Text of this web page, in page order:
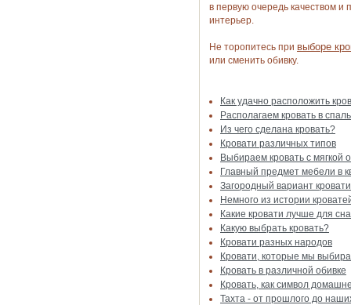
в первую очередь качеством и
интерьер.
Не торопитесь при выборе
или сменить обивку.
Как удачно расположить
Располагаем кровать в
Из чего сделана кровать?
Кровати различных типов
Выбираем кровать с мягкой
Главный предмет мебели в
Загородный вариант кровати
Немного из истории
Какие кровати лучше для
Какую выбрать кровать?
Кровати разных народов
Кровати, которые мы
Кровать в различной обивке
Кровать, как символ
Тахта - от прошлого до